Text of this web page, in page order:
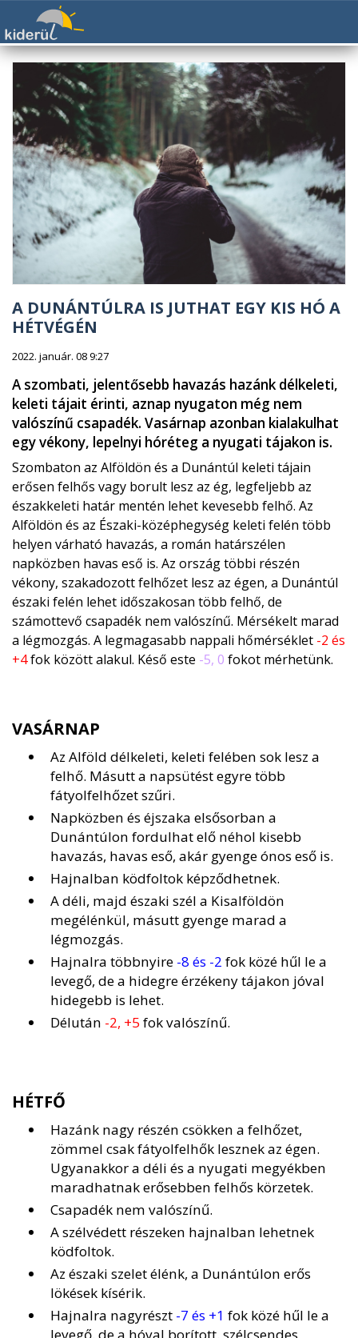
A DUNÁNTÚLRA IS JUTHAT EGY KIS HÓ A
HÉTVÉGÉN
2022. január. 08 9:27
A szombati, jelentősebb havazás hazánk délkeleti,
keleti tájait érinti, aznap nyugaton még nem
valószínű csapadék. Vasárnap azonban kialakulhat
egy vékony, lepelnyi hóréteg a nyugati tájakon is.
Szombaton az Alföldön és a Dunántúl keleti tájain
erősen felhős vagy borult lesz az ég, legfeljebb az
északkeleti határ mentén lehet kevesebb felhő. Az
Alföldön és az Északi-középhegység keleti felén több
helyen várható havazás, a román határszélen
napközben havas eső is. Az ország többi részén
vékony, szakadozott felhőzet lesz az égen, a Dunántúl
északi felén lehet időszakosan több felhő, de
számottevő csapadék nem valószínű. Mérsékelt marad
a légmozgás. A legmagasabb nappali hőmérséklet -2 és
+4fok között alakul. Késő este -5, 0 fokot mérhetünk.
VASÁRNAP
Az Alföld délkeleti, keleti felében sok lesz a
felhő. Másutt a napsütést egyre több
fátyolfelhőzet szűri.
Napközben és éjszaka elsősorban a
Dunántúlon fordulhat elő néhol kisebb
havazás, havas eső, akár gyenge ónos eső is.
Hajnalban ködfoltok képződhetnek.
A déli, majd északi szél a Kisalföldön
megélénkül, másutt gyenge marad a
légmozgás.
Hajnalra többnyire -8 és -2 fok közé hűl le a
levegő, de a hidegre érzékeny tájakon jóval
hidegebb is lehet.
Délután -2, +5 fok valószínű.
HÉTFŐ
Hazánk nagy részén csökken a felhőzet,
zömmel csak fátyolfelhők lesznek az égen.
Ugyanakkor a déli és a nyugati megyékben
maradhatnak erősebben felhős körzetek.
Csapadék nem valószínű.
A szélvédett részeken hajnalban lehetnek
ködfoltok.
Az északi szelet élénk, a Dunántúlon erős
lökések kísérik.
Hajnalra nagyrészt -7 és +1 fok közé hűl le a